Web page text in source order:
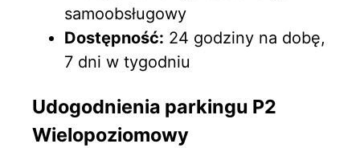
samoobsługowy
Dostępność: 24 godziny na dobę,
7 dni w tygodniu
Udogodnienia parkingu P2
Wielopoziomowy